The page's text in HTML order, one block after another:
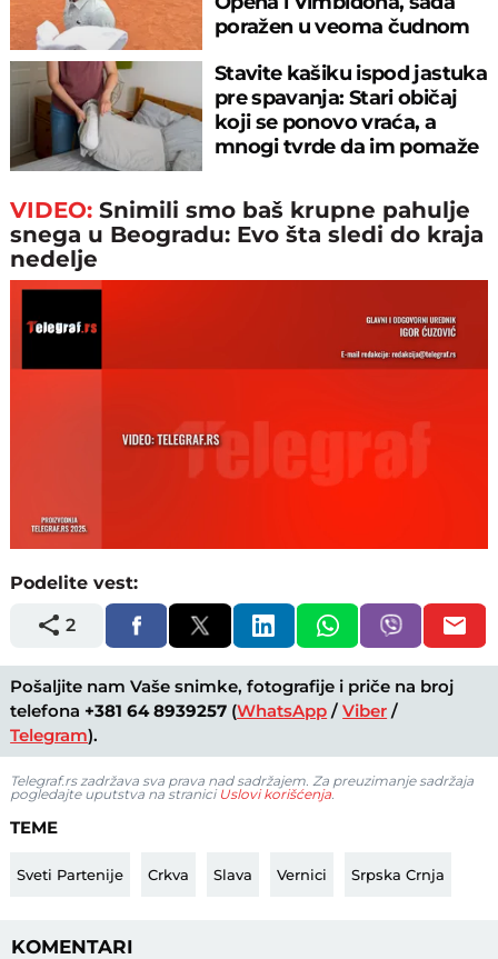
poražen u veoma čudnom
Stavite kašiku ispod jastuka
pre spavanja: Stari običaj
koji se ponovo vraća, a
mnogi tvrde da im pomaže
VIDEO:Snimili smo baš krupne pahulje
snega u Beogradu: Evo šta sledi do kraja
nedelje
Unmute
Podelite vest:
2
Pošaljite nam Vaše snimke, fotografije i priče na broj
telefona +381 64 8939257 (WhatsApp /Viber /
Telegram).
Telegraf.rs zadržava sva prava nad sadržajem. Za preuzimanje sadržaja
pogledajte uputstva na stranici Uslovi korišćenja.
TEME
Sveti Partenije Crkva Slava Vernici Srpska Crnja
KOMENTARI